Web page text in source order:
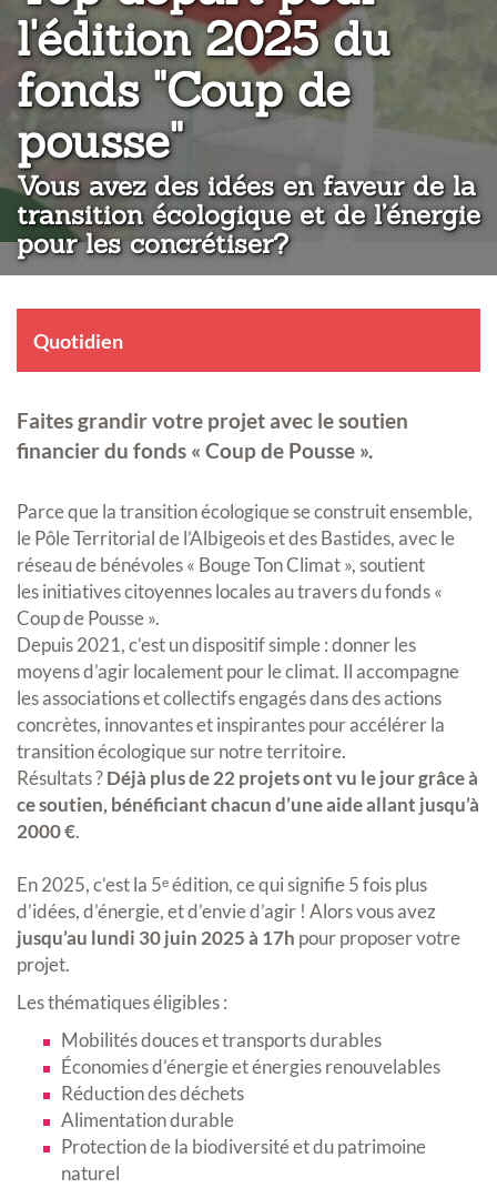
l'édition 2025 du
fonds "Coup de
pousse":
Vous avez des idées en faveur de la
transition écologique et de l’énergie
pour les concrétiser?
Quotidien
Faites grandir votre projet avec le soutien
financier du fonds « Coup de Pousse ».
Parce que la transition écologique se construit ensemble,
le Pôle Territorial de l’Albigeois et des Bastides, avec le
réseau de bénévoles « Bouge Ton Climat », soutient
les initiatives citoyennes locales au travers du fonds «
Coup de Pousse ».
Depuis 2021, c’est un dispositif simple : donner les
moyens d’agir localement pour le climat. Il accompagne
les associations et collectifs engagés dans des actions
concrètes, innovantes et inspirantes pour accélérer la
transition écologique sur notre territoire.
Résultats ?Déjà plus de 22 projets ont vu le jour grâce à
ce soutien, bénéficiant chacun d’une aide allant jusqu’à
2000 €.
En 2025, c’est la 5ᵉ édition, ce qui signifie 5 fois plus
d’idées, d’énergie, et d’envie d’agir ! Alors vous avez
jusqu’au lundi 30 juin 2025 à 17h pour proposer votre
projet.
Les thématiques éligibles :
Mobilités douces et transports durables
Économies d’énergie et énergies renouvelables
Réduction des déchets
Alimentation durable
Protection de la biodiversité et du patrimoine
naturel